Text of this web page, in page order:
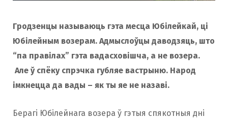
Гродзенцы называюць гэта месца Юбілейкай, ці
Юбілейным возерам. Адмыслоўцы даводзяць, што
“па правілах” гэта вадасховішча, а не возера.
Але ў спёку спрэчка губляе вастрыню. Народ
імкнецца да вады – як ты яе не назаві.
Берагі Юбілейнага возера ў гэтыя спякотныя дні